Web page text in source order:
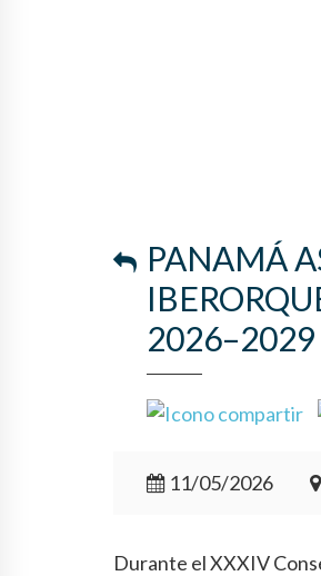
PANAMÁ
2026–2029
11/05/2026
Durante el XXXIV